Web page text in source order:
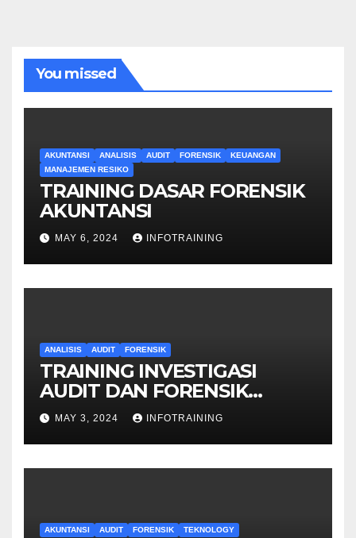
You missed
AKUNTANSI ANALISIS AUDIT FORENSIK
KEUANGAN
MANAJEMEN RESIKO
TRAINING DASAR FORENSIK
AKUNTANSI
MAY 6, 2024 INFOTRAINING
ANALISIS AUDIT FORENSIK
TRAINING INVESTIGASI
AUDIT DAN FORENSIK
KEUANGAN
MAY 3, 2024 INFOTRAINING
AKUNTANSI AUDIT FORENSIK TEKNOLOGY